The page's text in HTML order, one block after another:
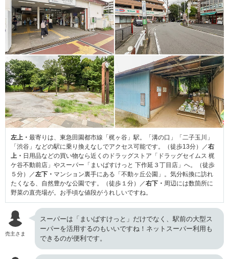
左上・ 最寄りは、東急田園都市線「梶ヶ谷」駅。「溝の口」「二子玉川」
「渋谷」などの駅に乗り換えなしでアクセス可能です。（徒歩13分）／右
上・ 日用品などの買い物なら近くのドラッグストア「ドラッグセイムス 梶
ケ谷不動前店」やスーパー「まいばすけっと 下作延３丁目店」へ。（徒歩
５分）／左下・ マンション裏手にある「不動ヶ丘公園」。気分転換に訪れ
たくなる、自然豊かな公園です。（徒歩１分）／右下・ 周辺には数箇所に
野菜の直売場が。お手頃な値段がうれしいですね。
売主さま
スーパーは「まいばすけっと」だけでなく、駅前の大型ス
ーパーを活用するのもいいですね！ネットスーパー利用も
できるのが便利です。